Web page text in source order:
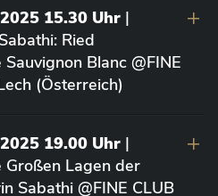
15.30 Uhr |
Ried
Blanc @FINE
(Österreich)
19.00 Uhr |
Lagen der
Sabathi @FINE CLUB